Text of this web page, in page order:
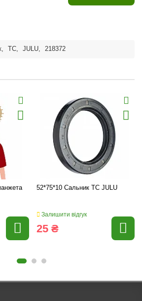
, TC, JULU, 218372
52*75*10 Сальник TC JULU
Залишити відгук
25 ₴